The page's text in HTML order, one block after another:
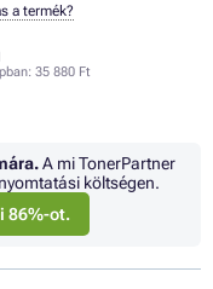
35 880 Ft
a termék?
A mi TonerPartner
költségen.
86%-ot.